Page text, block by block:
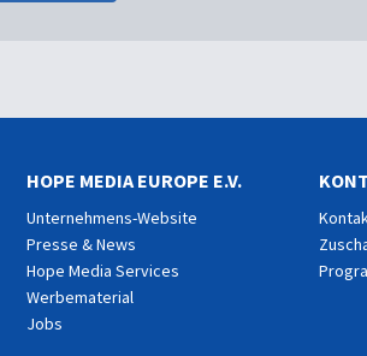
HOPE MEDIA EUROPE E.V.
Unternehmens-Website
Presse & News
Hope Media Services
Werbematerial
Jobs